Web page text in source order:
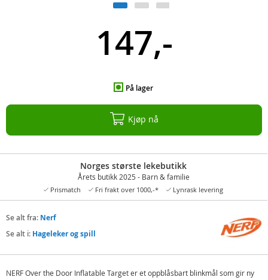
147,-
På lager
Kjøp nå
Norges største lekebutikk
Årets butikk 2025 - Barn & familie
Prismatch Fri frakt over 1000,-* Lynrask levering
Se alt fra: Nerf
Se alt i: Hageleker og spill
NERF Over the Door Inflatable Target er et oppblåsbart blinkmål som gir ny